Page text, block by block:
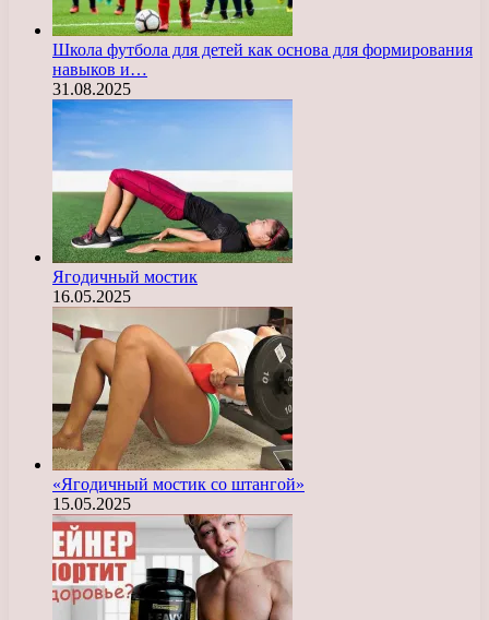
Школа футбола для детей как основа для формирования
навыков и…
31.08.2025
Ягодичный мостик
16.05.2025
«Ягодичный мостик со штангой»
15.05.2025